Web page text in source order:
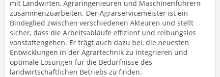
mit Landwirten, Agraringenieuren und Maschinenführern
zusammenzuarbeiten. Der Agrarservicemeister ist ein
Bindeglied zwischen verschiedenen Akteuren und stellt
sicher, dass die Arbeitsabläufe effizient und reibungslos
vonstattengehen. Er trägt auch dazu bei, die neuesten
Entwicklungen in der Agrartechnik zu integrieren und
optimale Lösungen für die Bedürfnisse des
landwirtschaftlichen Betriebs zu finden.